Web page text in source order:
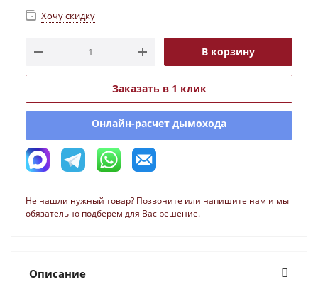
Хочу скидку
В корзину
Заказать в 1 клик
Онлайн-расчет дымохода
Не нашли нужный товар? Позвоните или напишите нам и мы
обязательно подберем для Вас решение.
Описание